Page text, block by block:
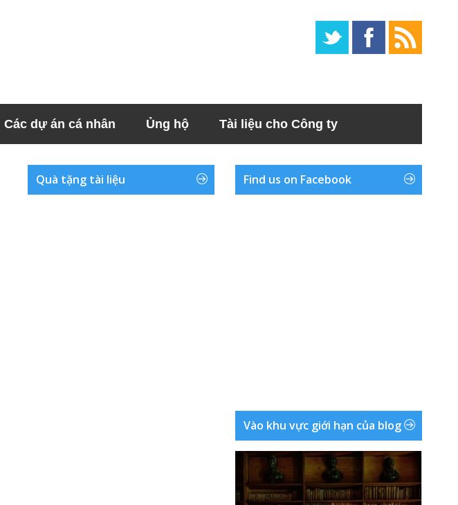
Các dự án cá nhân Ủng hộ Tài liệu cho Công ty
Quà tặng tài liệu Find us on Facebook
Vào khu vực giới hạn của blog